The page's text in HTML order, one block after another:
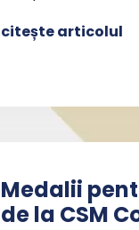
citește articolul
Medalii
de la CSM